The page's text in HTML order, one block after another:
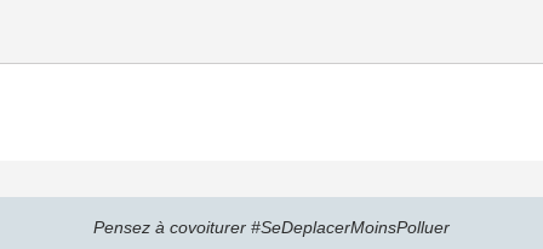
Pensez à covoiturer #SeDeplacerMoinsPolluer